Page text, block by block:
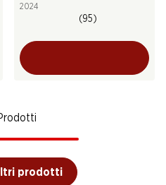
2024
(95)
prodotti